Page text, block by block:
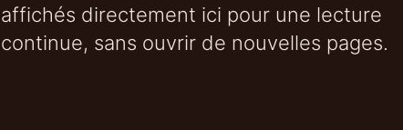
affichés directement ici pour une lecture
continue, sans ouvrir de nouvelles pages.